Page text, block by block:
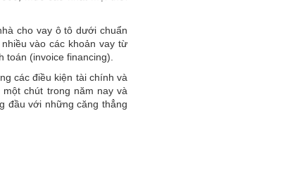
cho vay ô tô dưới chuẩn
vào các khoản vay từ
(invoice financing).
các điều kiện tài chính và
chút trong năm nay và
đầu với những căng thẳng